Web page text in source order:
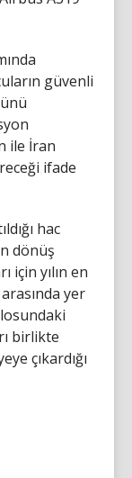
güvenli
ile İran
ifade
hac
dönüş
için yılın en
yer
birlikte
çıkardığı